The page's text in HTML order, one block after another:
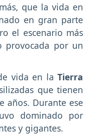
que la vida en
en gran parte
el escenario más
provocada por un
vida en la Tierra
que tienen
años. Durante ese
dominado por
y gigantes.